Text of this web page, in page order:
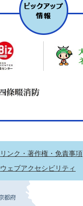
リンク・著作権・免責事項
ウェブアクセシビリティ